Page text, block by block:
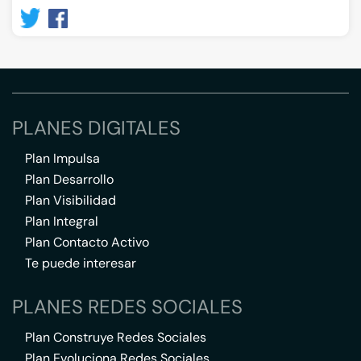
PLANES DIGITALES
Plan Impulsa
Plan Desarrollo
Plan Visibilidad
Plan Integral
Plan Contacto Activo
Te puede interesar
PLANES REDES SOCIALES
Plan Construye Redes Sociales